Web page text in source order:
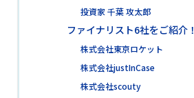
投資家 千葉 攻太郎
ファイナリスト6社をご紹介！
株式会社東京ロケット
株式会社justInCase
株式会社scouty